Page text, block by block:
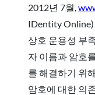
2012년 7월,
IDentity Online)
상호 운용성 부
자 이름과 암호
를 해결하기 위
암호에 대한 의